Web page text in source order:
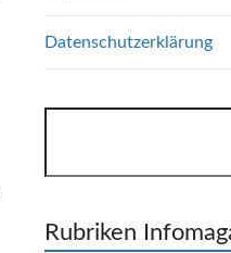
Datenschutzerklärung
Rubriken